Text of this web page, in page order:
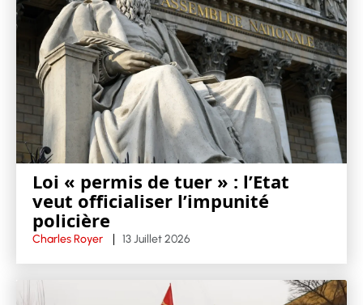
Loi « permis de tuer » : l’Etat
veut officialiser l’impunité
policière
Charles Royer 13 Juillet 2026